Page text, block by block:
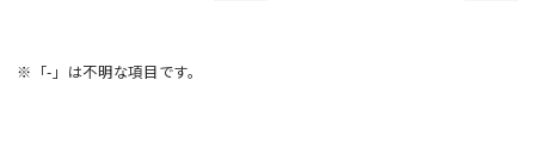
※「-」は不明な項目です。